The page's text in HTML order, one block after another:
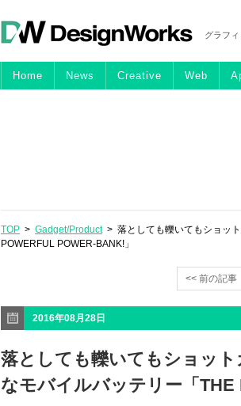
グラフ
Home News Creative Web
TOP > Gadget/Product> 落としても轢いてもショッ
POWERFUL POWER-BANK!」
<< 前の記事
2016年08月28日
落としても轢いてもショッ
なモバイルバッテリー「THE